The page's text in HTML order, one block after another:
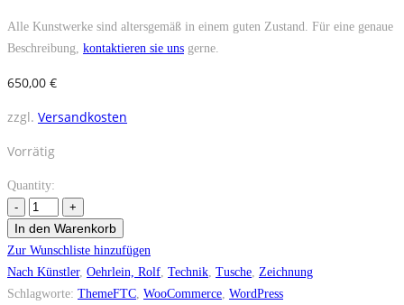
Alle Kunstwerke sind altersgemäß in einem guten Zustand. Für eine genaue
Beschreibung, kontaktieren sie uns gerne.
650,00 €
zzgl. Versandkosten
Vorrätig
Quantity:
In den Warenkorb
Zur Wunschliste hinzufügen
Nach Künstler, Oehrlein, Rolf Technik Tusche Zeichnung
Schlagworte: ThemeFTC WooCommerce WordPress